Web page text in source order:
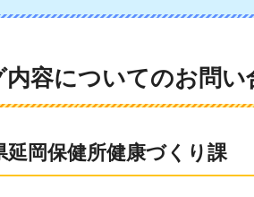
内容についてのお問い
延岡保健所健康づくり課